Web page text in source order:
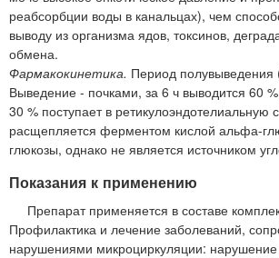
реабсорбции воды в канальцах), чем
выводу из организма ядов, токсинов,
обмена.
Фармакокинетика. Период полувыведения
Выведение - почками, за 6 ч выводится 60
30 % поступает в ретикулоэндотелиальную
расщепляется ферментом кислой альфа-
глюкозы, однако не является источником
Показания к применению
Препарат применяется в составе
Профилактика и лечение заболеваний,
нарушениями микроциркуляции: нарушение